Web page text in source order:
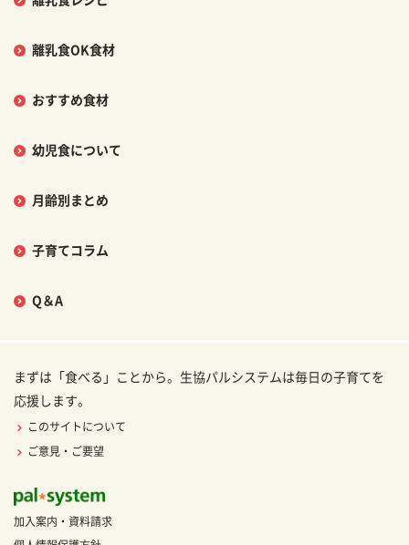
離乳食OK食材
おすすめ食材
幼児食について
月齢別まとめ
子育てコラム
Q＆A
まずは「食べる」ことから。生協パルシステムは毎日の子育てを
応援します。
このサイトについて
ご意見・ご要望
加入案内・資料請求